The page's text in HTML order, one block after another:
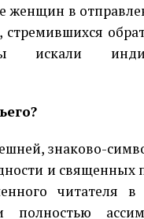
женщин в
стремившихся
искали
знаково-
и священных
читателя
полностью